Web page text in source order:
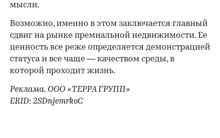
мысли.
Возможно, именно в этом заключается главный
сдвиг на рынке премиальной недвижимости. Ее
ценность все реже определяется демонстрацией
статуса и все чаще — качеством среды, в
которой проходит жизнь.
Реклама. ООО «ТЕРРА ГРУПП»
ERID: 2SDnjemrkoC